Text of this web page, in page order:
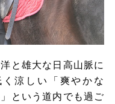
と雄大な日高山脈に
涼しい「爽やかな
という道内でも過ご